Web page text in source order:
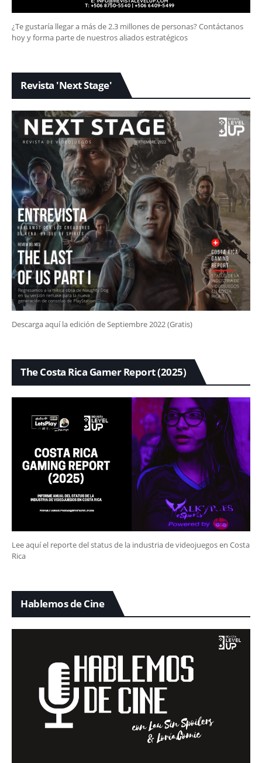
¿Te gustaría llegar a más de 2.3 millones de personas? Contáctanos
hoy y forma parte de nuestros aliados estratégicos
Revista 'Next Stage'
Descarga aquí la edición de Septiembre 2022 (Gratis)
The Costa Rica Gamer Report (2025)
Lee aquí el reporte del status de la industria de videojuegos en Costa
Rica
Hablemos de Cine